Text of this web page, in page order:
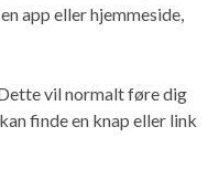
app eller hjemmeside,
vil normalt føre dig
finde en knap eller link